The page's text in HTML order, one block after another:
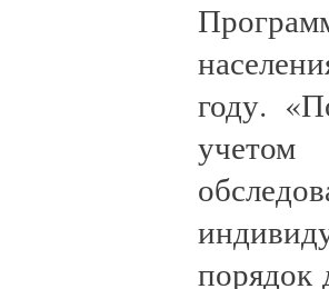
году.
учетом
порядок